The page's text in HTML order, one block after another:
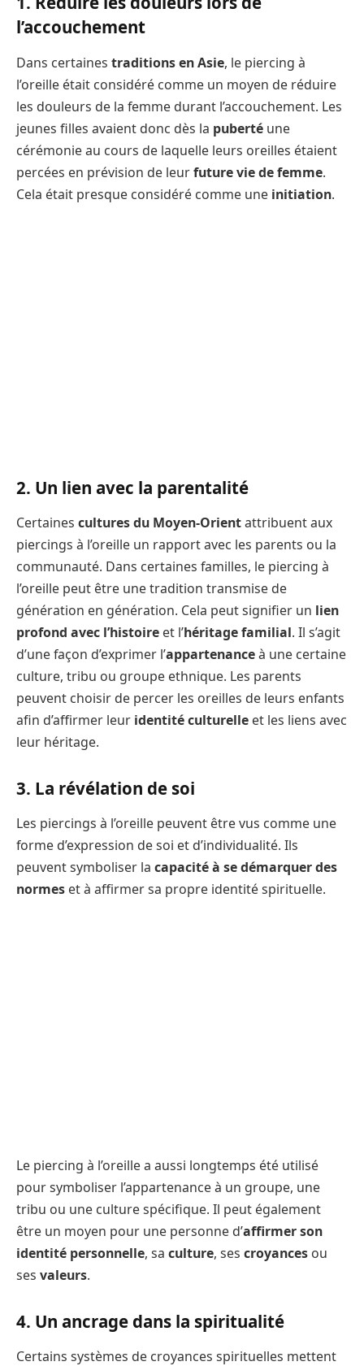
l’accouchement
Dans certaines traditions en Asie, le piercing à
l’oreille était considéré comme un moyen de réduire
les douleurs de la femme durant l’accouchement. Les
jeunes filles avaient donc dès la puberté une
cérémonie au cours de laquelle leurs oreilles étaient
percées en prévision de leurfuture vie de femme.
Cela était presque considéré comme une initiation.
2. Un lien avec la parentalité
Certaines cultures du Moyen-Orientattribuent aux
piercings à l’oreille un rapport avec les parents ou la
communauté. Dans certaines familles, le piercing à
l’oreille peut être une tradition transmise de
génération en génération. Cela peut signifier un lien
profond avec l’histoire et l’héritage familial. Il s’agit
d’une façon d’exprimer l’appartenanceà une certaine
culture, tribu ou groupe ethnique. Les parents
peuvent choisir de percer les oreilles de leurs enfants
afin d’affirmer leur identité culturelle et les liens avec
leur héritage.
3. La révélation de soi
Les piercings à l’oreille peuvent être vus comme une
forme d’expression de soi et d’individualité. Ils
peuvent symboliser la capacité à se démarquer des
normes et à affirmer sa propre identité spirituelle.
Le piercing à l’oreille a aussi longtemps été utilisé
pour symboliser l’appartenance à un groupe, une
tribu ou une culture spécifique. Il peut également
être un moyen pour une personne d’affirmer son
identité personnelle, sa culture, ses croyances ou
ses valeurs.
4. Un ancrage dans la spiritualité
Certains systèmes de croyances spirituelles mettent